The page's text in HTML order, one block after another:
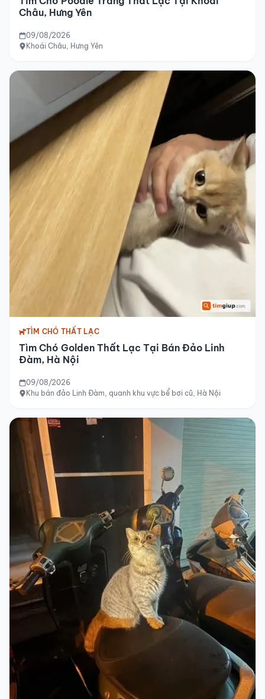
Châu, Hưng Yên
09/08/2026
Khoái Châu, Hưng Yên
TÌM CHÓ THẤT LẠC
Tìm Chó Golden Thất Lạc Tại Bán Đảo Linh
Đàm, Hà Nội
09/08/2026
Khu bán đảo Linh Đàm, quanh khu vực bể bơi cũ, Hà Nội